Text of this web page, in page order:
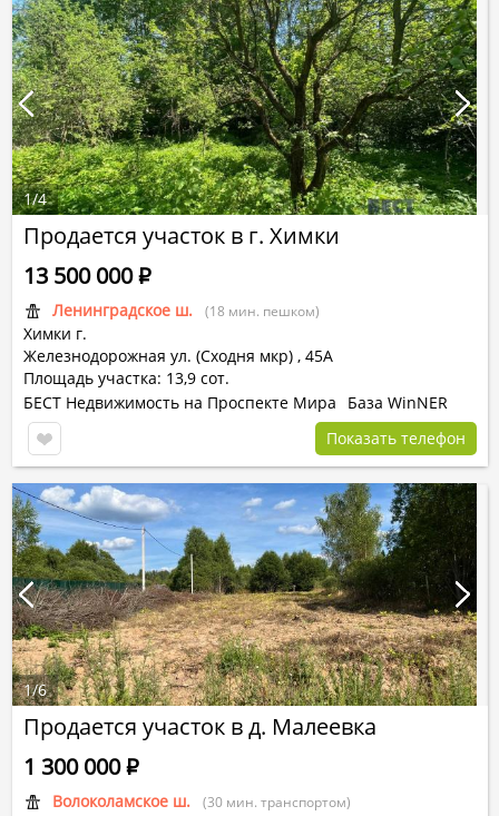
Продается участок в г. Химки
Ленинградское ш. (18 мин. пешком)
Химки г.
Железнодорожная ул. (Сходня мкр) , 45А
Площадь участка: 13,9 сот.
13 500 000Р
БЕСТ Недвижимость на Проспекте Мира
База WinNER
Показать телефон
1/4
Продается участок в д. Малеевка
Волоколамское ш. (30 мин. транспортом)
1 300 000Р
1/6